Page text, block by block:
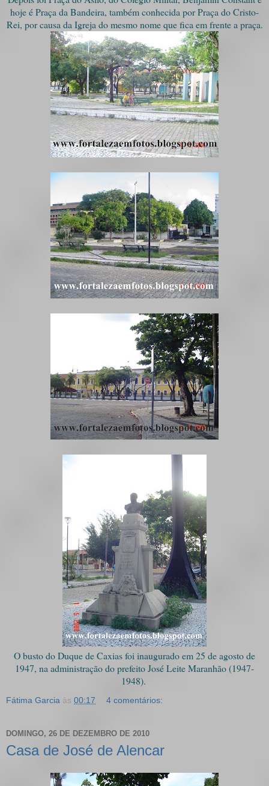
hoje é Praça da Bandeira, também conhecida por Praça do Cristo-
Rei, por causa da Igreja do mesmo nome que fica em frente a praça.
O busto do Duque de Caxias foi inaugurado em 25 de agosto de
1947, na administração do prefeito José Leite Maranhão (1947-
1948).
Fátima Garcia às 00:17 4 comentários:
DOMINGO, 26 DE DEZEMBRO DE 2010
Casa de José de Alencar